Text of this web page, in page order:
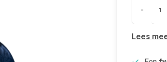
-
Lees